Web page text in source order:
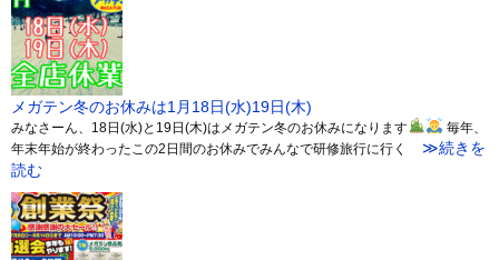
メガテン冬のお休みは1月18日(水)19日(木)
みなさーん、18日(水)と19日(木)はメガテン冬のお休みになります
毎年、
年末年始が終わったこの2日間のお休みでみんなで研修旅行に行く
≫続きを
読む